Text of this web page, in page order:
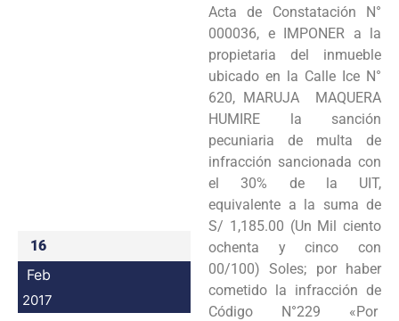
Intranet
16
Feb
2017
Acta de Constatación N°
000036, e IMPONER a la
propietaria del inmueble
ubicado en la Calle Ice N°
620, MARUJA MAQUERA
HUMIRE la sanción
pecuniaria de multa de
infracción sancionada con
el 30% de la UIT,
equivalente a la suma de
S/ 1,185.00 (Un Mil ciento
ochenta y cinco con
00/100) Soles; por haber
cometido la infracción de
Código N°229 «Por